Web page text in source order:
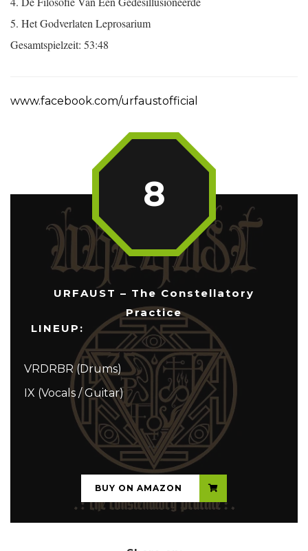
5. Het Godverlaten Leprosarium
Gesamtspielzeit: 53:48
www.facebook.com/urfaustofficial
URFAUST – The Constellatory
Practice
LINEUP:
VRDRBR (Drums)
IX (Vocals / Guitar)
8
...
BUY ON AMAZON